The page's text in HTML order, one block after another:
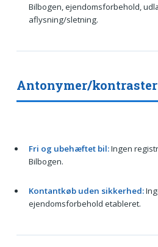
Bilbogen, ejendomsforbehold,
aflysning/sletning.
Antonymer/kontraster
Fri og ubehæftet bil:Ingen
Bilbogen.
Kontantkøb uden sikkerhed:
ejendomsforbehold etableret.